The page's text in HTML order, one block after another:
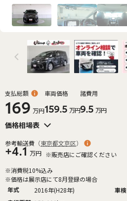
支払総額
169 万円
車両価格
159.5 万円
諸費用
9.5 万円
価格相場表
参考輸送費 （東京都文京区）
+4.1 万円 ※販売店にご確認ください
※消費税10%込み
※価格は展示店にて8月登録の場合
年式
2016年(H28年) 車検